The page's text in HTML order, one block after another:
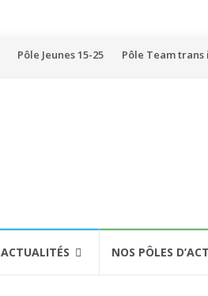
Pôle Jeunes 15-25 Pôle Team
ACTUALITÉS NOS PÔLES